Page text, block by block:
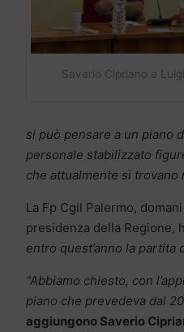
Saverio Cipriano e Luigi
si può pensare a un piano
personale stabilizzato
che attualmente si
La Fp Cgil Palermo,
presidenza della Regione,
entro quest’anno la
“Abbiamo chiesto, con
piano che prevedeva dal
aggiungono Saverio